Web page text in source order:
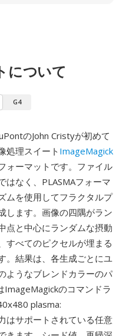
について
G4
のJohn Cristyが初めて
処理スイート ImageMagick
ォーマットです。ファイル
はなく、PLASMAフォーマ
ムを使用してフラクタルプ
します。画像の四隅がラン
点と中心にランダムな摂動
すべてのピクセルが埋まる
。結果は、各生成ごとにユ
ようなブレンドカラーのパ
ImageMagickのコマンドラ
plasma:
はサポートされている任意